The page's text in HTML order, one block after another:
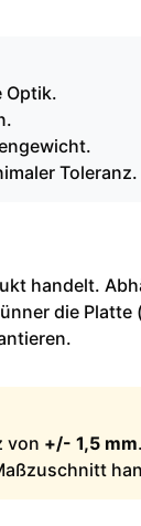
Optik.
Toleranz.
handelt.
die
von +/- 1,5 mm